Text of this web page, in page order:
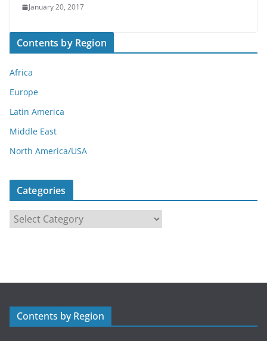
January 20, 2017
Contents by Region
Africa
Europe
Latin America
Middle East
North America/USA
Categories
r
Contents by Region